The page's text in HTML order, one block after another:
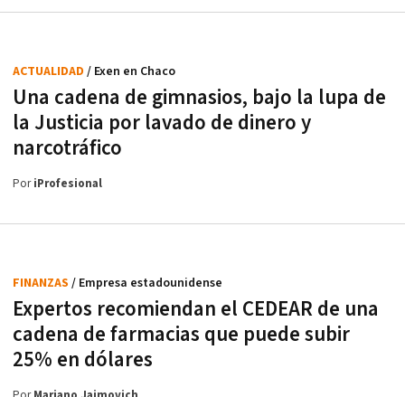
Una cadena de gimnasios, bajo la lupa de
la Justicia por lavado de dinero y
narcotráfico
ACTUALIDAD / Exen en Chaco
PoriProfesional
Expertos recomiendan el CEDEAR de una
cadena de farmacias que puede subir
25% en dólares
FINANZAS / Empresa estadounidense